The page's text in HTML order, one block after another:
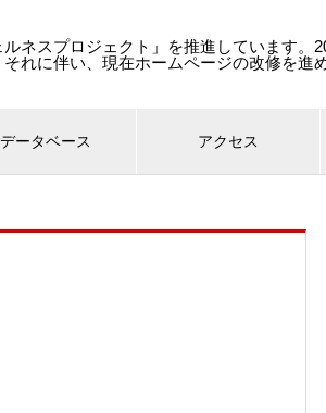
ネスプロジェクト」を推進しています。
れに伴い、現在ホームページの改修を進
データベース アクセス